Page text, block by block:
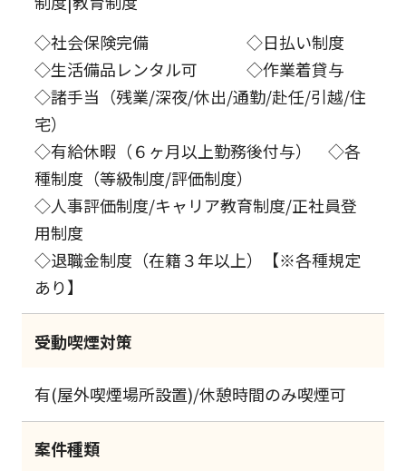
◇社会保険完備 ◇日払い制度
◇生活備品レンタル可 ◇作業着貸与
◇諸手当（残業/深夜/休出/通勤/赴任/引越/住
宅）
◇有給休暇（６ヶ月以上勤務後付与） ◇各
種制度（等級制度/評価制度）
◇人事評価制度/キャリア教育制度/正社員登
用制度
◇退職金制度（在籍３年以上）【※各種規定
あり】
受動喫煙対策
有(屋外喫煙場所設置)/休憩時間のみ喫煙可
案件種類